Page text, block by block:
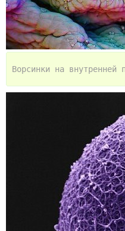
Ворсинки на внутренней